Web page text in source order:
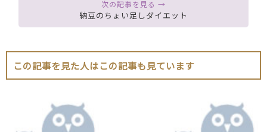
納豆のちょい足しダイエット
この記事を見た人はこの記事も見ています